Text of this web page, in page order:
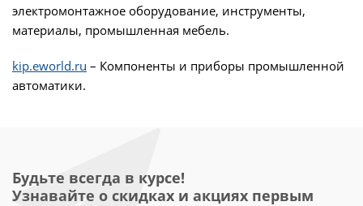
электромонтажное оборудование, инструменты,
материалы, промышленная мебель.
kip.eworld.ru – Компоненты и приборы промышленной
автоматики.
Будьте всегда в курсе!
Узнавайте о скидках и акциях первым